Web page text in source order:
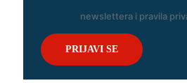
newslettera i pravila